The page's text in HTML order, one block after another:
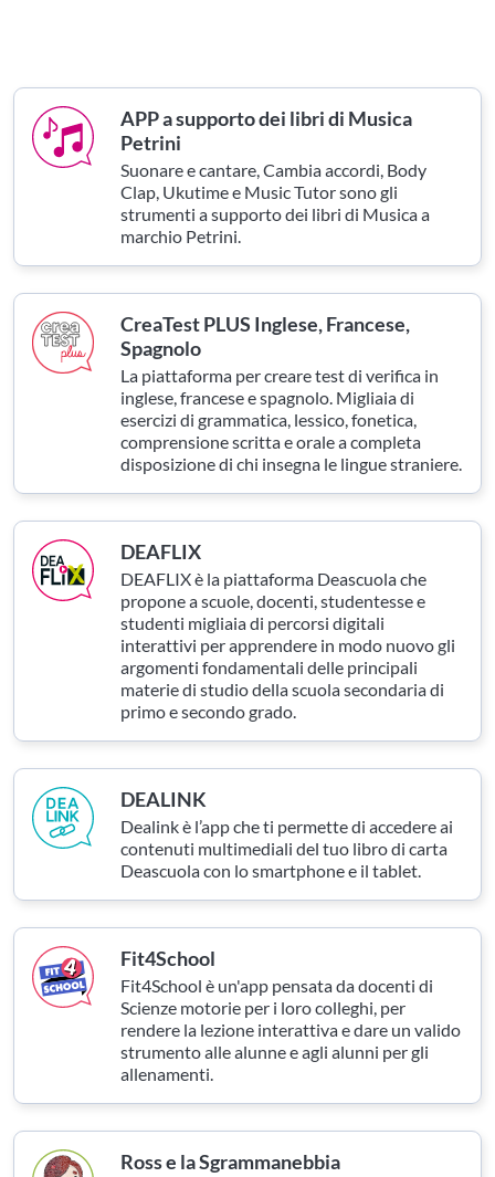
APP a supporto dei libri di Musica
Petrini
Suonare e cantare, Cambia accordi, Body
Clap, Ukutime e Music Tutor sono gli
strumenti a supporto dei libri di Musica a
marchio Petrini.
CreaTest PLUS Inglese, Francese,
Spagnolo
La piattaforma per creare test di verifica in
inglese, francese e spagnolo. Migliaia di
esercizi di grammatica, lessico, fonetica,
comprensione scritta e orale a completa
disposizione di chi insegna le lingue straniere.
DEAFLIX
DEAFLIX è la piattaforma Deascuola che
propone a scuole, docenti, studentesse e
studenti migliaia di percorsi digitali
interattivi per apprendere in modo nuovo gli
argomenti fondamentali delle principali
materie di studio della scuola secondaria di
primo e secondo grado.
DEALINK
Dealink è l’app che ti permette di accedere ai
contenuti multimediali del tuo libro di carta
Deascuola con lo smartphone e il tablet.
Fit4School
Fit4School è un'app pensata da docenti di
Scienze motorie per i loro colleghi, per
rendere la lezione interattiva e dare un valido
strumento alle alunne e agli alunni per gli
allenamenti.
Ross e la Sgrammanebbia